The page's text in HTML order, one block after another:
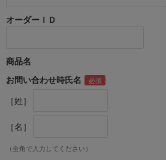
オーダーＩＤ
商品名
お問い合わせ時氏名
［姓］
［名］
（全角で入力してください）